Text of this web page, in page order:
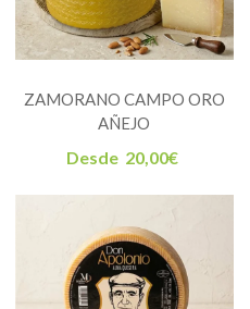
ZAMORANO CAMPO ORO
AÑEJO
Desde 20,00€